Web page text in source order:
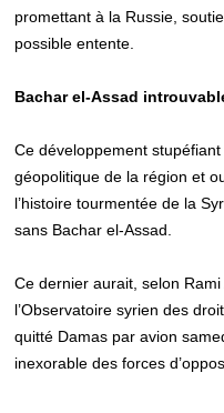
promettant à la Russie,
possible entente.
Bachar el-Assad
Ce développement
géopolitique de la région et
l’histoire tourmentée de la
sans Bachar el-Assad.
Ce dernier aurait, selon
l’Observatoire syrien des
quitté Damas par avion
inexorable des forces